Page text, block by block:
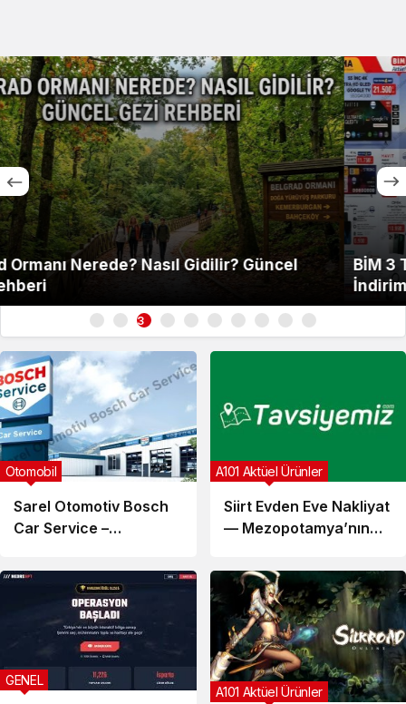
BİM 3 Temmuz 2026 Aktüel Kataloğu | Bu Hafta
İndirime Giren Ürünler
3
Sarel Otomotiv Bosch
Car Service –
Servis Tanıtımı
Otomobil
Siirt Evden Eve Nakliyat
— Mezopotamya’nın
Taşınma
A101 Aktüel Ürünler
GENEL
A101 Aktüel Ürünler